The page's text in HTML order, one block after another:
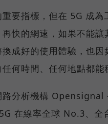
要指標，但在 5G 成為
快的網速，如果不能
成好的使用體驗，也
何時間、任何地點都能
分析機構 Opensignal
在線率全球 No.3、